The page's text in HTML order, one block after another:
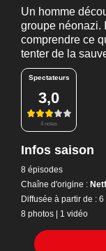
Un homme
groupe néonazi.
comprendre ce
tenter de la
Spectateurs
3,0
4 notes
Infos saison
8 épisodes
Chaîne d'origine :
Diffusée à partir de :
8 photos | 1 vidéo